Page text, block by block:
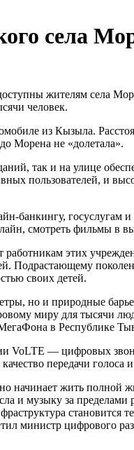
села
жителям села
человек.
из Кызыла.
Морена не «долетала».
так и на улице
пользователей, и
госуслугам и
смотреть фильмы в
этих
Подрастающему
своих детей.
но и природные
миру для тысячи
в Республике
— цифровых
передачи
начинает жить
и музыку за
становится
министр цифрового